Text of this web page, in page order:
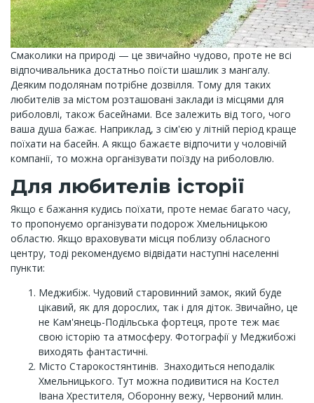
Смаколики на природі — це звичайно чудово, проте не всі
відпочивальника достатньо поїсти шашлик з мангалу.
Деяким подолянам потрібне дозвілля. Тому для таких
любителів за містом розташовані заклади із місцями для
риболовлі, також басейнами. Все залежить від того, чого
ваша душа бажає. Наприклад, з сім'єю у літній період краще
поїхати на басейн. А якщо бажаєте відпочити у чоловічій
компанії, то можна організувати поїзду на риболовлю.
Для любителів історії
Якщо є бажання кудись поїхати, проте немає багато часу,
то пропонуємо організувати подорож Хмельницькою
областю. Якщо враховувати місця поблизу обласного
центру, тоді рекомендуємо відвідати наступні населенні
пункти:
Меджибіж. Чудовий старовинний замок, який буде
цікавий, як для дорослих, так і для діток. Звичайно, це
не Кам'янець-Подільська фортеця, проте теж має
свою історію та атмосферу. Фотографії у Меджибожі
виходять фантастичні.
Місто Старокостянтинів. Знаходиться неподалік
Хмельницького. Тут можна подивитися на Костел
Івана Хрестителя, Оборонну вежу, Червоний млин.